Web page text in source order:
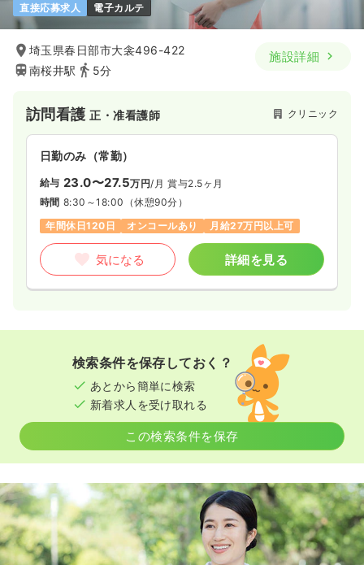
直接応募求人 電子カルテ
埼玉県春日部市大衾496-422
南桜井駅
5分
施設詳細
訪問看護正・准看護師 クリニック
日勤のみ（常勤）
給与 23.0〜27.5万円/月 賞与2.5ヶ月
時間 8:30～18:00 （休憩90分）
年間休日120日
オンコールあり 月給27万円以上可
気になる 詳細を見る
検索条件を保存しておく？
あとから簡単に検索
新着求人を受け取れる
この検索条件を保存